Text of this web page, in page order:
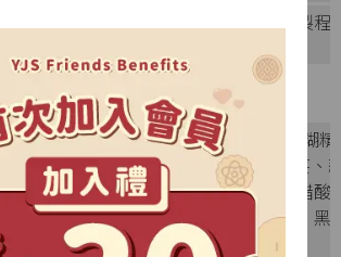
本產品使用之無水奶油，未經人工氫化製
麵粉(小麥麵粉、小麥澱粉、樹薯澱粉、糊
奶油、糊精、L-麩酸鈉、二氧化矽、胡荽
精、婀娜多、薑黃色素、奶粉、乾酪、醋
黃色素、乾酪、葡萄糖、乳糖、洋蔥粉、
味劑)】、食鹽、酵母